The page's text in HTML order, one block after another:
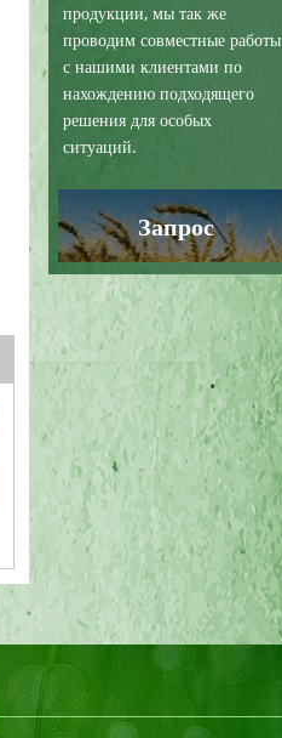
продукции, мы так же
проводим совместные работы
с нашими клиентами по
нахождению подходящего
решения для особых
ситуаций.
Запрос